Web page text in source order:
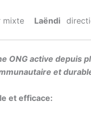
Laëndi
ONG active depuis
et
et efficace: